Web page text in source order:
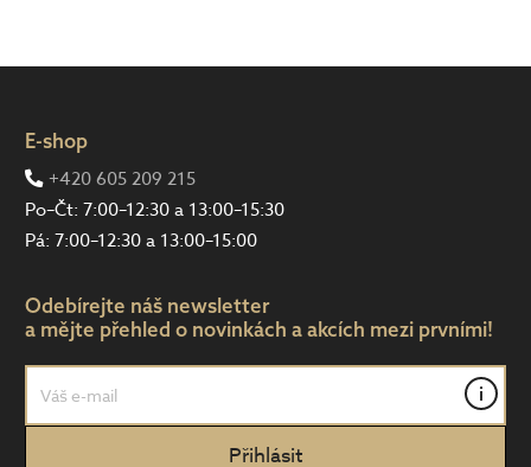
E-shop
+420 605 209 215
Po–Čt: 7:00–12:30 a 13:00–15:30
Pá: 7:00–12:30 a 13:00–15:00
Odebírejte náš newsletter
a mějte přehled o novinkách a akcích mezi prvními!
i